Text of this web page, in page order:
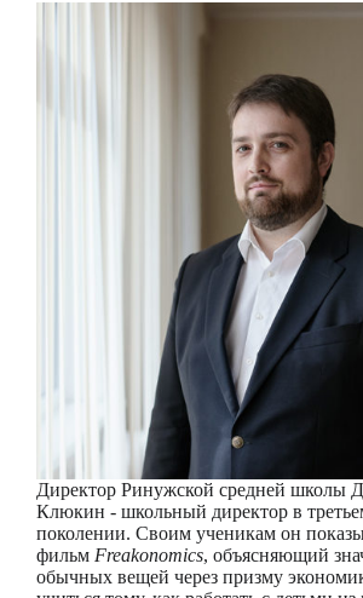
Директор Ринужской средней школы
Клюкин - школьный директор в
поколении. Своим ученикам он
фильм Freakonomics, объясняющий
обычных вещей через призму